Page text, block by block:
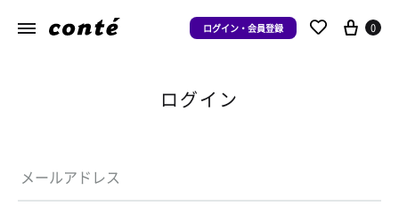
ログイン・会員登録 0
ログイン